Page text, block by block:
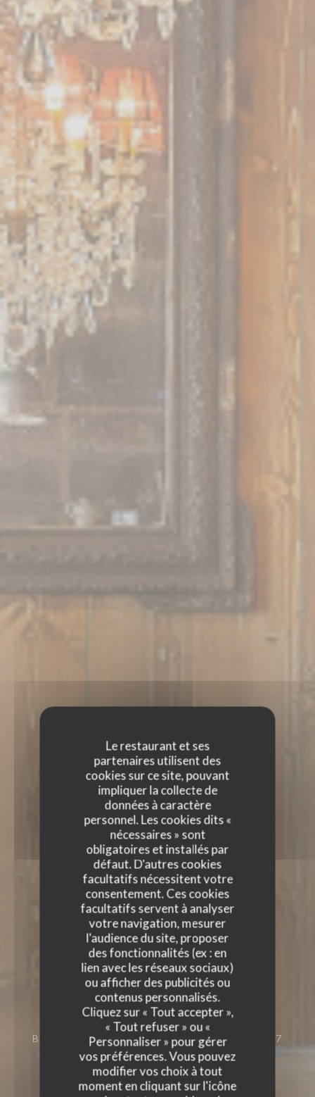
Le restaurant et ses
partenaires utilisent des
cookies sur ce site, pouvant
impliquer la collecte de
données à caractère
personnel. Les cookies dits «
nécessaires » sont
obligatoires et installés par
défaut. D'autres cookies
facultatifs nécessitent votre
consentement. Ces cookies
facultatifs servent à analyser
votre navigation, mesurer
l'audience du site, proposer
des fonctionnalités (ex : en
lien avec les réseaux sociaux)
ou afficher des publicités ou
contenus personnalisés.
Cliquez sur « Tout accepter »,
« Tout refuser » ou «
Personnaliser » pour gérer
vos préférences. Vous pouvez
modifier vos choix à tout
moment en cliquant sur l'icône
BISTROT
4, RUE DU DÉBARCADÈRE 75017
PARIS